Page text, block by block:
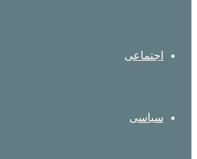
اجتماعی
سیاسی